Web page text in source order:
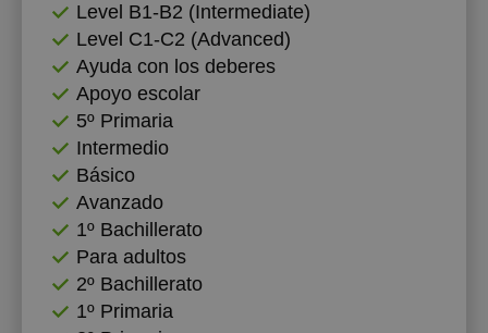
Level B1-B2 (Intermediate)
Level C1-C2 (Advanced)
Ayuda con los deberes
Apoyo escolar
5º Primaria
Intermedio
Básico
Avanzado
1º Bachillerato
Para adultos
2º Bachillerato
1º Primaria